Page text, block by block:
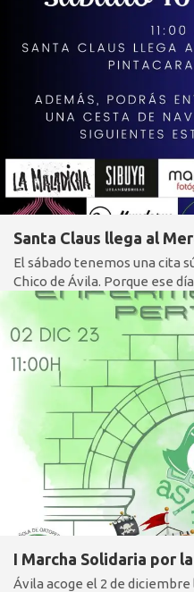
Santa Claus llega al
El sábado tenemos una cita
Chico de Ávila. Porque ese
I Marcha Solidaria por
Ávila acoge el 2 de diciembre